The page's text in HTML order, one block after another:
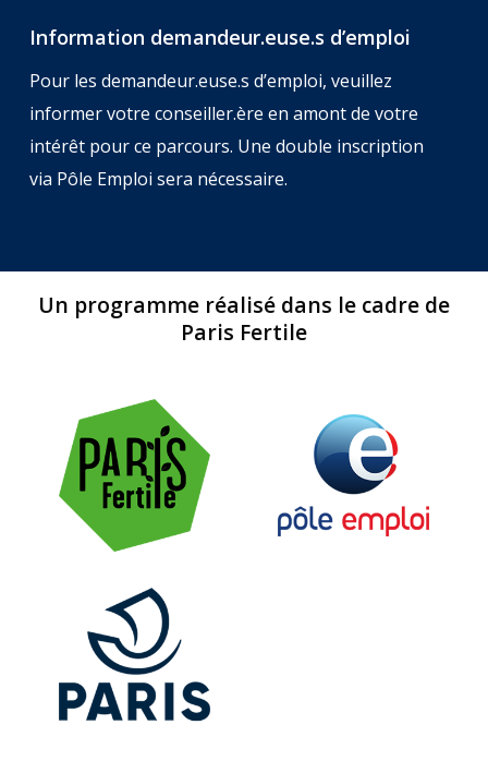
Information demandeur.euse.s d’emploi
Pour les demandeur.euse.s d’emploi, veuillez
informer votre conseiller.ère en amont de votre
intérêt pour ce parcours. Une double inscription
via Pôle Emploi sera nécessaire.
Un programme réalisé dans le cadre de
Paris Fertile